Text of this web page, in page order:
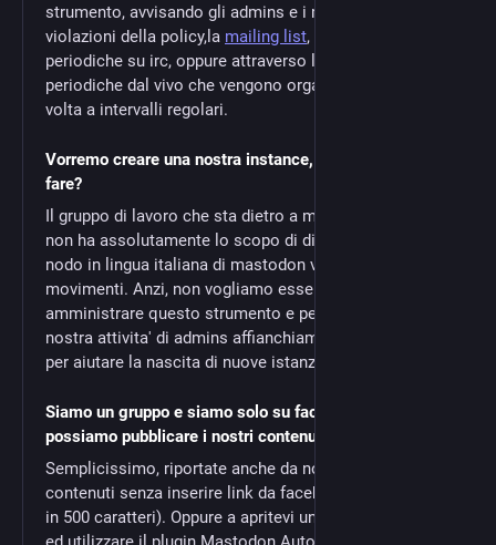
strumento, avvisando gli admins e i moderatori di
violazioni della policy,la mailing list, le assemblee
periodiche su irc, oppure attraverso le assemble
periodiche dal vivo che vengono organizzate di volta in
volta a intervalli regolari.
Vorremo creare una nostra instance, come possiamo
fare?
Il gruppo di lavoro che sta dietro a mastodon.bida.im
non ha assolutamente lo scopo di diventare l'unico
nodo in lingua italiana di mastodon vicino ai
movimenti. Anzi, non vogliamo essere gli unici a dover
amministrare questo strumento e per questo alla
nostra attivita' di admins affianchiamo degli incontri
per aiutare la nascita di nuove istanze.
Siamo un gruppo e siamo solo su facebook, come
possiamo pubblicare i nostri contenuti?
Semplicissimo, riportate anche da noi i vostri
contenuti senza inserire link da facebook (se entrano
in 500 caratteri). Oppure a apritevi un blog su Noblogs